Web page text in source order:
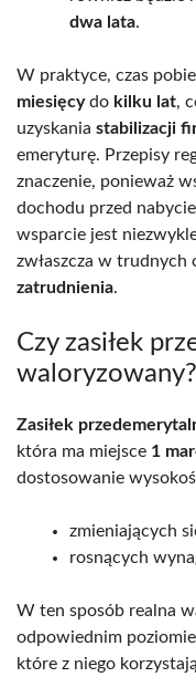
dwa lata.
W praktyce, czas
miesięcydo kilku lat,
uzyskania stabilizacji
emeryturę. Przepisy
znaczenie, ponieważ
dochodu przed
wsparcie jest
zwłaszcza w trudnych
zatrudnienia.
Czy zasiłek
waloryzowany?
Zasiłek
która ma miejsce 1
dostosowanie
zmieniających
rosnących
W ten sposób realna
odpowiednim
które z niego